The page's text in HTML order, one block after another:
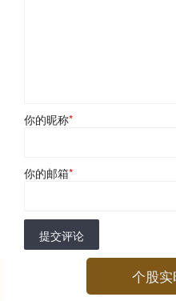
你的昵称*
你的邮箱*
提交评论
个股